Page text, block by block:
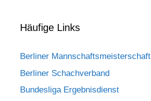
Häufige Links
Berliner Mannschaftsmeisterschaft
Berliner Schachverband
Bundesliga Ergebnisdienst